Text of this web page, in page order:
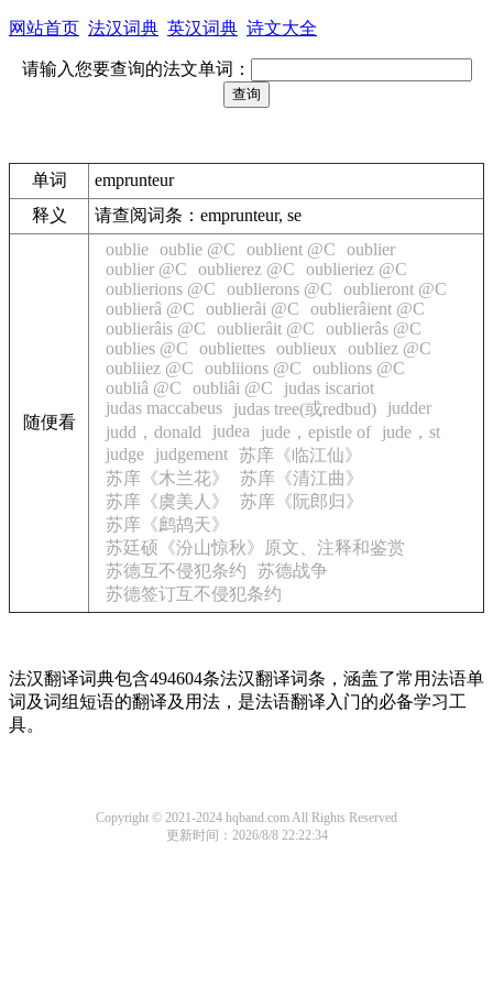
网站首页 法汉词典 英汉词典 诗文大全
请输入您要查询的法文单词：
单词
emprunteur
释义
请查阅词条：emprunteur, se
随便看
oublie oublie @C oublient @C
oublier
oublier @C
oublierez @C
oublieriez @C
oublierions @C
oublierons @C
oublieront @C
oublierâ @C
oublierâi @C
oublierâient @C
oublierâis @C
oublierâit @C
oublierâs @C
oublies @C
oubliettes oublieux
oubliez @C
oubliiez @C
oubliions @C
oublions @C
oubliâ @C
oubliâi @C
judas iscariot
judas maccabeus
judas tree(或redbud)
judder
judd，donald
judea jude，epistle of
jude，st
judge
judgement 苏庠《临江仙》
苏庠《木兰花》
苏庠《清江曲》
苏庠《虞美人》
苏庠《阮郎归》
苏庠《鹧鸪天》
苏廷硕《汾山惊秋》原文、注释和鉴赏
苏德互不侵犯条约
苏德战争
苏德签订互不侵犯条约
法汉翻译词典包含494604条法汉翻译词条，涵盖了常用法语单
词及词组短语的翻译及用法，是法语翻译入门的必备学习工
具。
Copyright © 2021-2024 hqband.com All Rights Reserved
更新时间：2026/8/8 22:22:34